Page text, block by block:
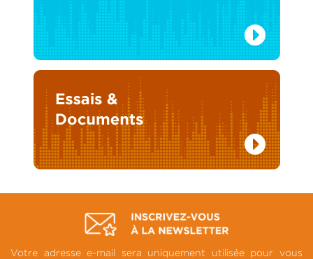
Votre adresse e-mail sera uniquement utilisée pour vous